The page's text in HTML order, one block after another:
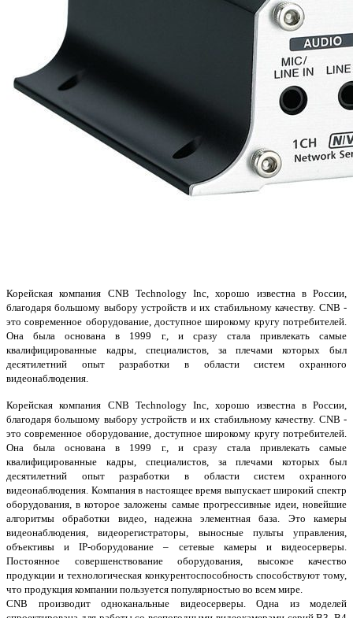
Корейская компания CNB Technology Inc, хорошо известна в России,
благодаря большому выбору устройств и их стабильному качеству. CNB -
это современное оборудование, доступное широкому кругу потребителей.
Она была основана в 1999 г., и сразу стала привлекать самые
квалифицированные кадры, специалистов, за плечами которых был
десятилетний опыт разработки в области систем охранного
видеонаблюдения.
Корейская компания CNB Technology Inc, хорошо известна в России,
благодаря большому выбору устройств и их стабильному качеству. CNB -
это современное оборудование, доступное широкому кругу потребителей.
Она была основана в 1999 г., и сразу стала привлекать самые
квалифицированные кадры, специалистов, за плечами которых был
десятилетний опыт разработки в области систем охранного
видеонаблюдения. Компания в настоящее время выпускает широкий спектр
оборудования, в которое заложены самые прогрессивные идеи, новейшие
алгоритмы обработки видео, надежна элементная база. Это камеры
видеонаблюдения, видеорегистраторы, выносные пульты управления,
объективы и IP-оборудование – сетевые камеры и видеосерверы.
Постоянное совершенствование оборудования, высокое качество
продукции и технологическая конкурентоспособность способствуют тому,
что продукция компании пользуется популярностью во всем мире.
CNB производит одноканальные видеосерверы. Одна из моделей